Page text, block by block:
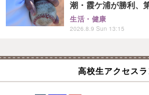
潮・霞ケ浦が勝利、
生活・健康
2026.8.9 Sun 13:15
高校生アクセス